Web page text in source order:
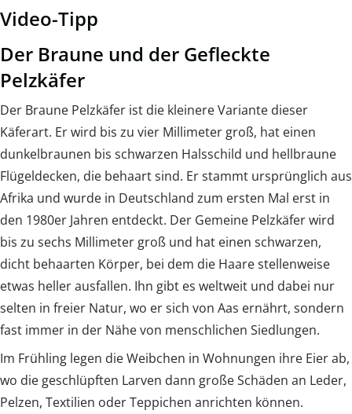
Video-Tipp
Der Braune und der Gefleckte
Pelzkäfer
Der Braune Pelzkäfer ist die kleinere Variante dieser
Käferart. Er wird bis zu vier Millimeter groß, hat einen
dunkelbraunen bis schwarzen Halsschild und hellbraune
Flügeldecken, die behaart sind. Er stammt ursprünglich aus
Afrika und wurde in Deutschland zum ersten Mal erst in
den 1980er Jahren entdeckt. Der Gemeine Pelzkäfer wird
bis zu sechs Millimeter groß und hat einen schwarzen,
dicht behaarten Körper, bei dem die Haare stellenweise
etwas heller ausfallen. Ihn gibt es weltweit und dabei nur
selten in freier Natur, wo er sich von Aas ernährt, sondern
fast immer in der Nähe von menschlichen Siedlungen.
Im Frühling legen die Weibchen in Wohnungen ihre Eier ab,
wo die geschlüpften Larven dann große Schäden an Leder,
Pelzen, Textilien oder Teppichen anrichten können.